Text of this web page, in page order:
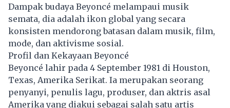
Dampak budaya Beyoncé melampaui musik
semata, dia adalah ikon global yang secara
konsisten mendorong batasan dalam musik, film,
mode, dan aktivisme sosial.
Profil dan Kekayaan Beyoncé
Beyoncé lahir pada 4 September 1981 di Houston,
Texas, Amerika Serikat. Ia merupakan seorang
penyanyi, penulis lagu, produser, dan aktris asal
Amerika yang diakui sebagai salah satu artis